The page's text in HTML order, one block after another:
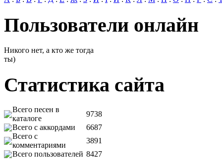
Пользователи онлайн
Никого нет, а кто же тогда
ты)
Статистика сайта
Всего песен в
каталоге
9738
Всего с аккордами
6687
Всего с
комментариями
3891
Всего пользователей 8427